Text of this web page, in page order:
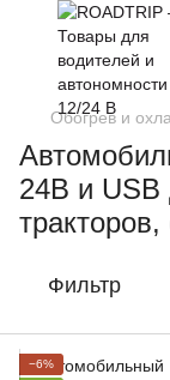
Обогрев и
24В и USB
тракторов,
Фильтр
−6%